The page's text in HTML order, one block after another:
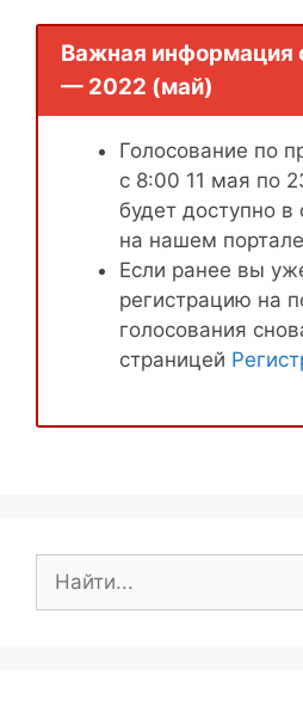
Важная информация
— 2022 (май)
Голосование по
с 8:00 11 мая по
будет доступно
на нашем портале
Если ранее вы
регистрацию на
голосования
страницей